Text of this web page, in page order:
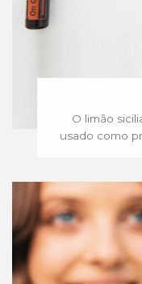
O limão
usado como